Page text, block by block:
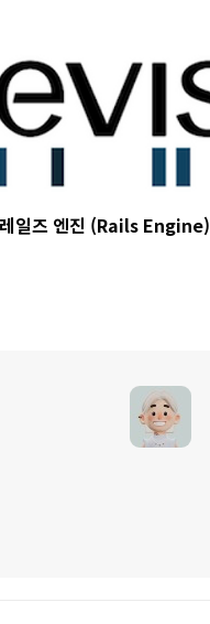
레일즈 엔진 (Rails Engine)